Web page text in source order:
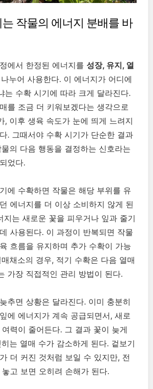
는 작물의 에너지 분배를 바
에서 한정된 에너지를 성장, 유지, 열
누어 사용한다. 이 에너지가 어디에
는 수확 시기에 따라 크게 달라진다.
를 조금 더 키워보겠다는 생각으로
, 이후 생육 속도가 눈에 띄게 느려지
. 그때서야 수확 시기가 단순한 결과
의 다음 행동을 결정하는 신호라는
었다.
에 수확하면 작물은 해당 부위를 유
에너지를 더 이상 소비하지 않게 된
지는 새로운 꽃을 피우거나 잎과 줄기
사용된다. 이 과정이 반복되면 작물
흐름을 유지하며 추가 수확이 가능
채소의 경우, 적기 수확은 다음 열매
가장 직접적인 관리 방법이 된다.
추면 상황은 달라진다. 이미 충분히
에 에너지가 계속 공급되면서, 새로
력이 줄어든다. 그 결과 꽃이 늦게
는 열매 수가 감소하게 된다. 겉보기
더 커진 것처럼 보일 수 있지만, 전
고 보면 오히려 손해가 된다.